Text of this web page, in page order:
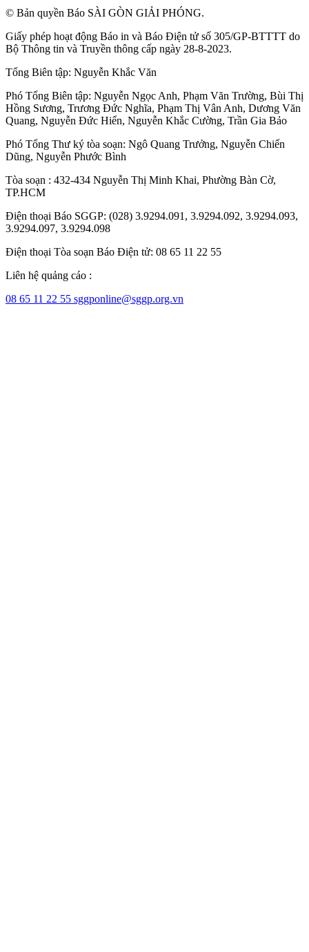
© Bản quyền Báo SÀI GÒN GIẢI PHÓNG.
Giấy phép hoạt động Báo in và Báo Điện tử số 305/GP-BTTTT do
Bộ Thông tin và Truyền thông cấp ngày 28-8-2023.
Tổng Biên tập: Nguyễn Khắc Văn
Phó Tổng Biên tập: Nguyễn Ngọc Anh, Phạm Văn Trường, Bùi Thị
Hồng Sương, Trương Đức Nghĩa, Phạm Thị Vân Anh, Dương Văn
Quang, Nguyễn Đức Hiển, Nguyễn Khắc Cường, Trần Gia Bảo
Phó Tổng Thư ký tòa soạn: Ngô Quang Trưởng, Nguyễn Chiến
Dũng, Nguyễn Phước Bình
Tòa soạn : 432-434 Nguyễn Thị Minh Khai, Phường Bàn Cờ,
TP.HCM
Điện thoại Báo SGGP: (028) 3.9294.091, 3.9294.092, 3.9294.093,
3.9294.097, 3.9294.098
Điện thoại Tòa soạn Báo Điện tử: 08 65 11 22 55
Liên hệ quảng cáo :
08 65 11 22 55 sggponline@sggp.org.vn